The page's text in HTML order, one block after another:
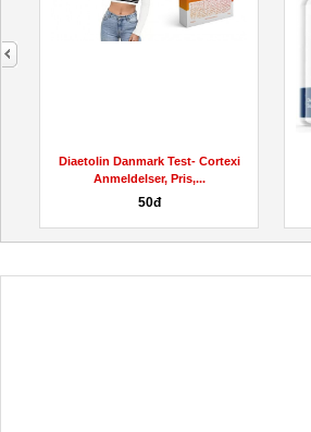
Diaetolin Danmark Test- Cortexi
Anmeldelser, Pris,...
50đ